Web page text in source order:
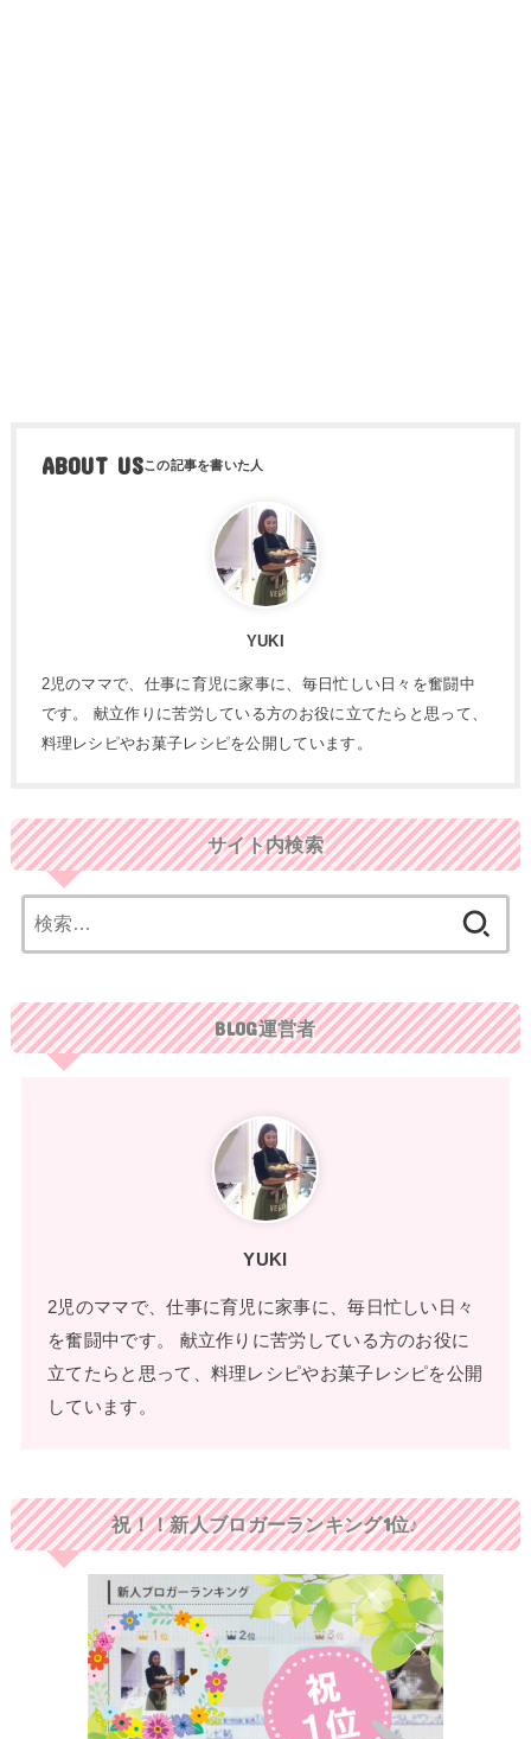
ABOUT US
YUKI
2児のママで、仕事に育児に家事に、毎日忙しい日々を奮闘中
です。 献立作りに苦労している方のお役に立てたらと思って、
料理レシピやお菓子レシピを公開しています。
サイト内検索
索:
BLOG運営者
YUKI
2児のママで、仕事に育児に家事に、毎日忙しい日々
を奮闘中です。 献立作りに苦労している方のお役に
立てたらと思って、料理レシピやお菓子レシピを公開
しています。
祝！！新人ブロガーランキング1位♪